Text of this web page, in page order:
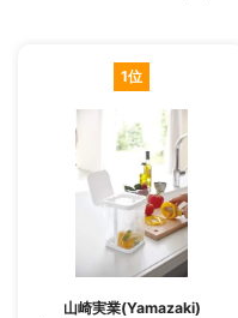
1位
山崎実業(Yamazaki)